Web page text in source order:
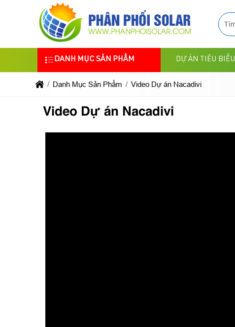
DANH MỤC SẢN PHẨM DỰ ÁN TIÊU BIỂU
Danh Mục Sản Phẩm Video Dự án Nacadivi
Video Dự án Nacadivi